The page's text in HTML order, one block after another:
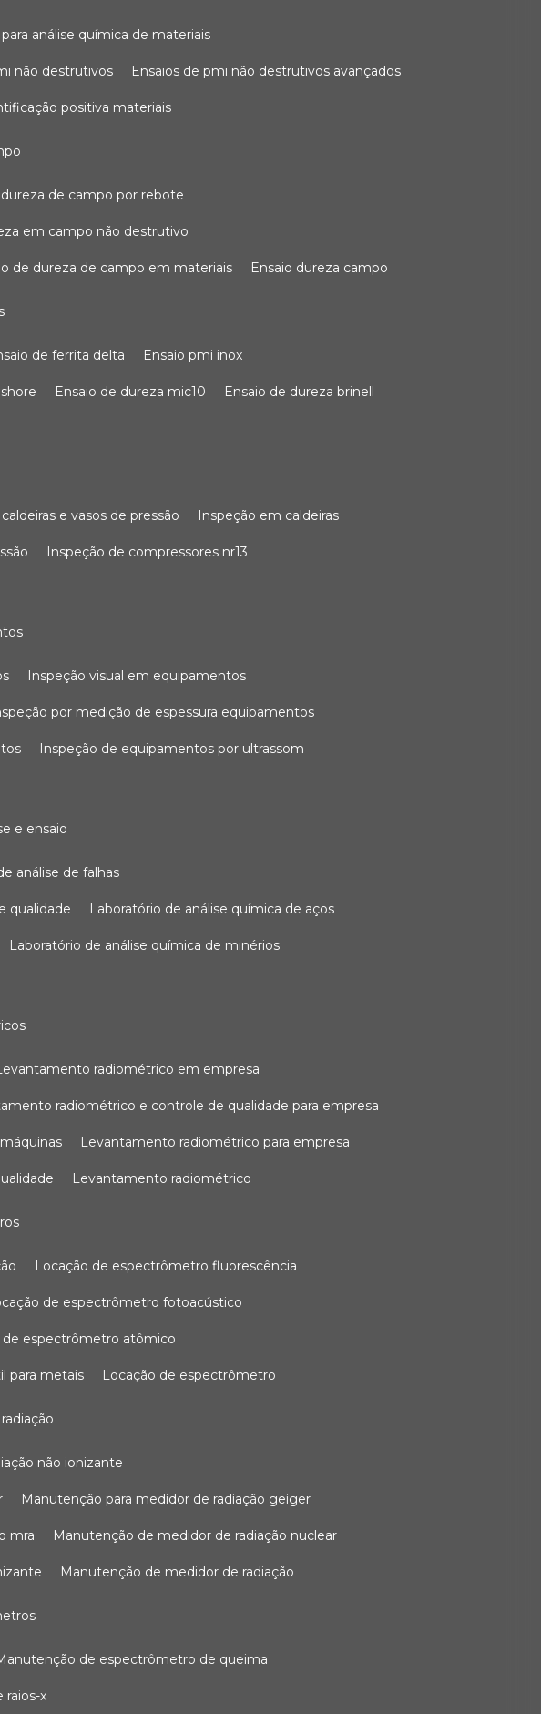
para análise química de materiais
não destrutivos ensaios de pmi não destrutivos avançados
positiva materiais
dureza de campo por rebote
em campo não destrutivo
de dureza de campo em materiais ensaio dureza campo
de ferrita delta ensaio pmi inox
ensaio de dureza mic10 ensaio de dureza brinell
e vasos de pressão inspeção em caldeiras
inspeção de compressores nr13
inspeção visual em equipamentos
por medição de espessura equipamentos
inspeção de equipamentos por ultrassom
e ensaio
análise de falhas
qualidade laboratório de análise química de aços
laboratório de análise química de minérios
levantamento radiométrico em empresa
radiométrico e controle de qualidade para empresa
levantamento radiométrico para empresa
levantamento radiométrico
locação de espectrômetro fluorescência
de espectrômetro fotoacústico
de espectrômetro atômico
para metais locação de espectrômetro
não ionizante
manutenção para medidor de radiação geiger
mra manutenção de medidor de radiação nuclear
manutenção de medidor de radiação
manutenção de espectrômetro de queima
raios-x